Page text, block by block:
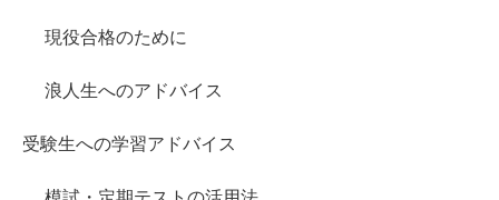
現役合格のために
浪人生へのアドバイス
受験生への学習アドバイス